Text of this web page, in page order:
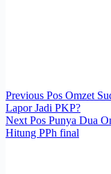
Previous Pos Omzet
Lapor Jadi PKP?
Next Pos Punya Dua
Hitung PPh final